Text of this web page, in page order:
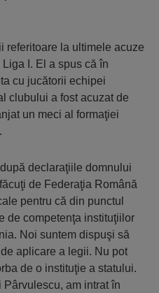
referitoare la ultimele acuze
I. El a spus că în
cu jucătorii echipei
clubului a fost acuzat de
un meci al formaţiei
declaraţiile domnului
de Federaţia Română
pentru că din punctul
de competenţa instituţiilor
Noi suntem dispuşi să
aplicare a legii. Nu pot
de o instituţie a statului.
am intrat în